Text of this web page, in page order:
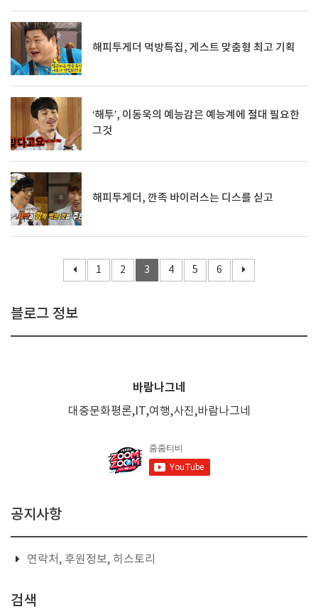
해피투게더 먹방특집, 게스트 맞춤형 최고 기획
‘해투’, 이동욱의 예능감은 예능계에 절대 필요한
그것
해피투게더, 깐족 바이러스는 디스를 싣고
1 2 3 4 5 6
블로그 정보
바람나그네
대중문화평론,IT,여행,사진,바람나그네
공지사항
연락처, 후원정보, 히스토리
검색